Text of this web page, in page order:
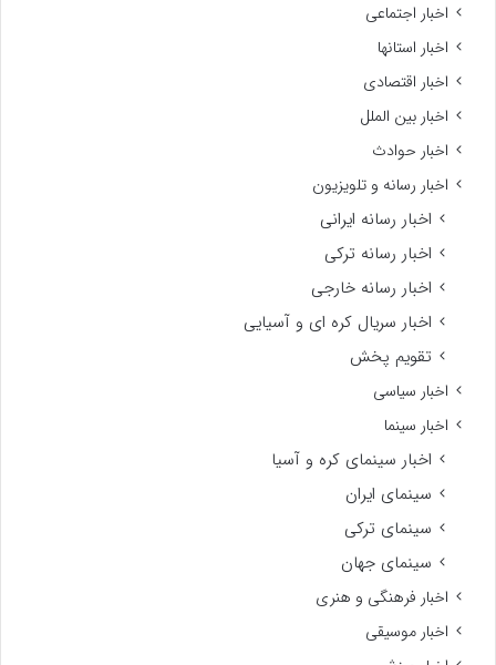
اخبار اجتماعی
اخبار استانها
اخبار اقتصادی
اخبار بین الملل
اخبار حوادث
اخبار رسانه و تلویزیون
اخبار رسانه ایرانی
اخبار رسانه ترکی
اخبار رسانه خارجی
اخبار سریال کره ای و آسیایی
تقویم پخش
اخبار سیاسی
اخبار سینما
اخبار سینمای کره و آسیا
سینمای ایران
سینمای ترکی
سینمای جهان
اخبار فرهنگی و هنری
اخبار موسیقی